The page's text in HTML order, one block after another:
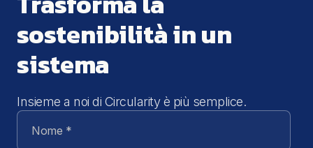
sostenibilità in un
sistema
Insieme a noi di Circularity è più semplice.